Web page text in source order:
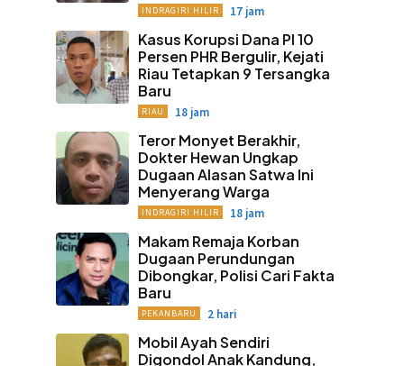
INDRAGIRI HILIR 17 jam
Kasus Korupsi Dana PI 10
Persen PHR Bergulir, Kejati
Riau Tetapkan 9 Tersangka
Baru
RIAU 18 jam
Teror Monyet Berakhir,
Dokter Hewan Ungkap
Dugaan Alasan Satwa Ini
Menyerang Warga
INDRAGIRI HILIR 18 jam
Makam Remaja Korban
Dugaan Perundungan
Dibongkar, Polisi Cari Fakta
Baru
PEKANBARU 2 hari
Mobil Ayah Sendiri
Digondol Anak Kandung,